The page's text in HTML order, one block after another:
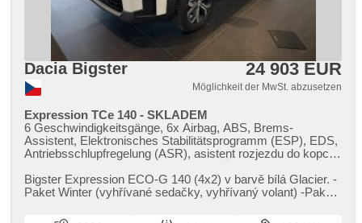
Dacia Bigster 24 903 EUR
Möglichkeit der MwSt. abzusetzen
Expression TCe 140 - SKLADEM
6 Geschwindigkeitsgänge, 6x Airbag, ABS, Brems-
Assistent, Elektronisches Stabilitätsprogramm (ESP), EDS,
Antriebsschlupfregelung (ASR), asistent rozjezdu do kopce
Ermüdung des Fahrers, Servolenkung, 2-Zonen
Klimaanlage, Klimaautomatik, Tempomat, LED denní
přístrojový štít, elektronická ruční brzda, parkovací senzory
Bigster Expression ECO​-G 140 (4x2) v barvě bílá Glacier. ​-
Paket Winter (vyhřívané sedačky,​ vyhřívaný volant) ​-Paket